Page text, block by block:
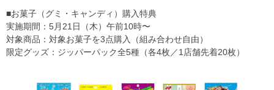
■お菓子（グミ・キャンディ）購入特典
実施期間：5月21日（木）午前10時〜
対象商品：対象お菓子を3点購入（組み合わせ自由）
限定グッズ：ジッパーパック全5種（各4枚／1店舗先着20枚）